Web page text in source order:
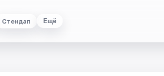
Стендап Ещё